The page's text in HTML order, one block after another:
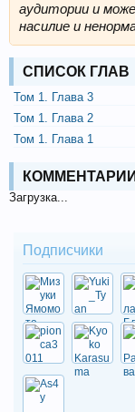
аудитории и
насилие и
СПИСОК ГЛАВ
Том 1. Глава 3
Том 1. Глава 2
Том 1. Глава 1
КОММЕНТАРИИ
Загрузка...
Подписчики